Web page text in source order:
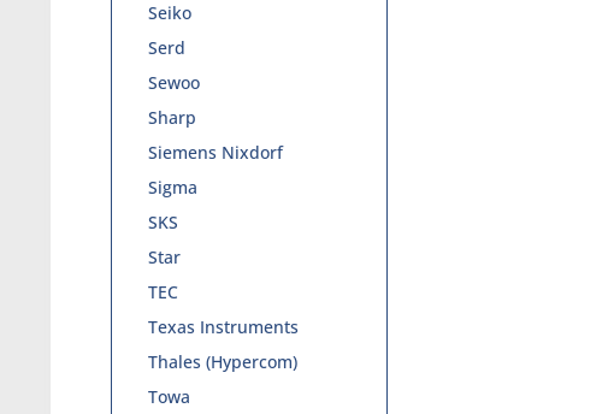
Seiko
Serd
Sewoo
Sharp
Siemens Nixdorf
Sigma
SKS
Star
TEC
Texas Instruments
Thales (Hypercom)
Towa